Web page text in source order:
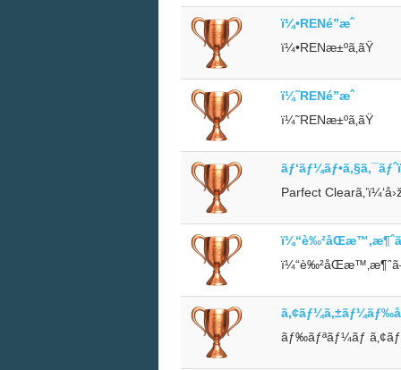
ï¼•RENé”æˆ
ï¼•RENæ±ºã‚ãŸ
ï¼˜RENé”æˆ
ï¼˜RENæ±ºã‚ãŸ
Parfect
ãƒ‰ãƒªãƒ¼ãƒ